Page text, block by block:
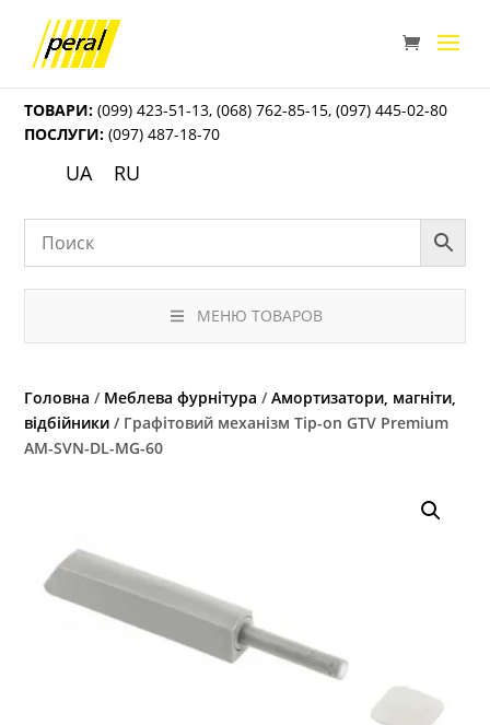
ТОВАРИ: (099) 423-51-13,(068) 762-85-15,(097) 445-02-80
ПОСЛУГИ: (097) 487-18-70
UA RU
МЕНЮ ТОВАРОВ
Головна / Меблева фурнітура /Амортизатори, магніти,
відбійники / Графітовий механізм Tip-on GTV Premium
AM-SVN-DL-MG-60